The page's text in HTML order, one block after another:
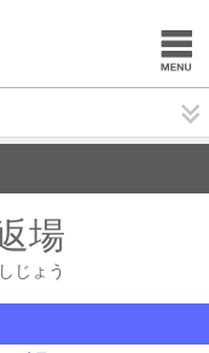
場
じょう